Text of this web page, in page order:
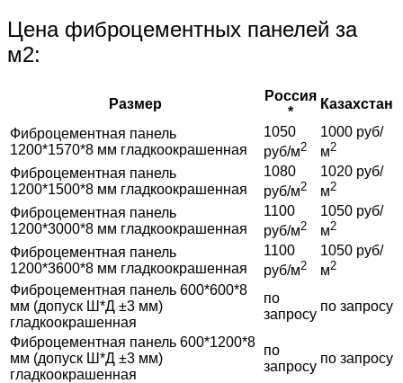
Цена фиброцементных панелей за
м2:
Размер
Россия
*
Казахстан
Фиброцементная панель
1200*1570*8 мм гладкоокрашенная
1050
руб/м2
1000 руб/
м2
Фиброцементная панель
1200*1500*8 мм гладкоокрашенная
1080
руб/м2
1020 руб/
м2
Фиброцементная панель
1200*3000*8 мм гладкоокрашенная
1100
руб/м2
1050 руб/
м2
Фиброцементная панель
1200*3600*8 мм гладкоокрашенная
1100
руб/м2
1050 руб/
м2
Фиброцементная панель 600*600*8
мм (допуск Ш*Д ±3 мм)
гладкоокрашенная
по
запросу
по запросу
Фиброцементная панель 600*1200*8
мм (допуск Ш*Д ±3 мм)
гладкоокрашенная
по
запросу
по запросу